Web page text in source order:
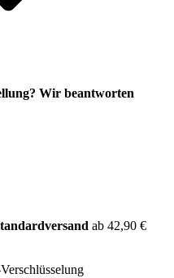
Wir beantworten
ab 42,90 €